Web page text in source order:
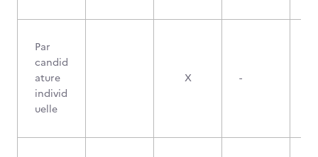
Par
candid
ature
individ
uelle
X -